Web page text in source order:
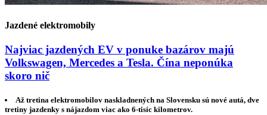
Jazdené elektromobily
Najviac jazdených EV v ponuke bazárov majú
Volkswagen, Mercedes a Tesla. Čína neponúka
skoro nič
Až tretina elektromobilov naskladnených na Slovensku sú nové autá, dve
tretiny jazdenky s nájazdom viac ako 6-tisíc kilometrov.